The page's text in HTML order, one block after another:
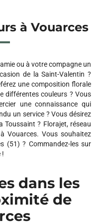
à Vouarces
ou à votre compagne un
de la Saint-Valentin ?
une composition florale
différentes couleurs ? Vous
une connaissance qui
un service ? Vous désirez
Toussaint ? Florajet, réseau
Vouarces. Vous souhaitez
(51) ? Commandez-les sur
!
dans les
de